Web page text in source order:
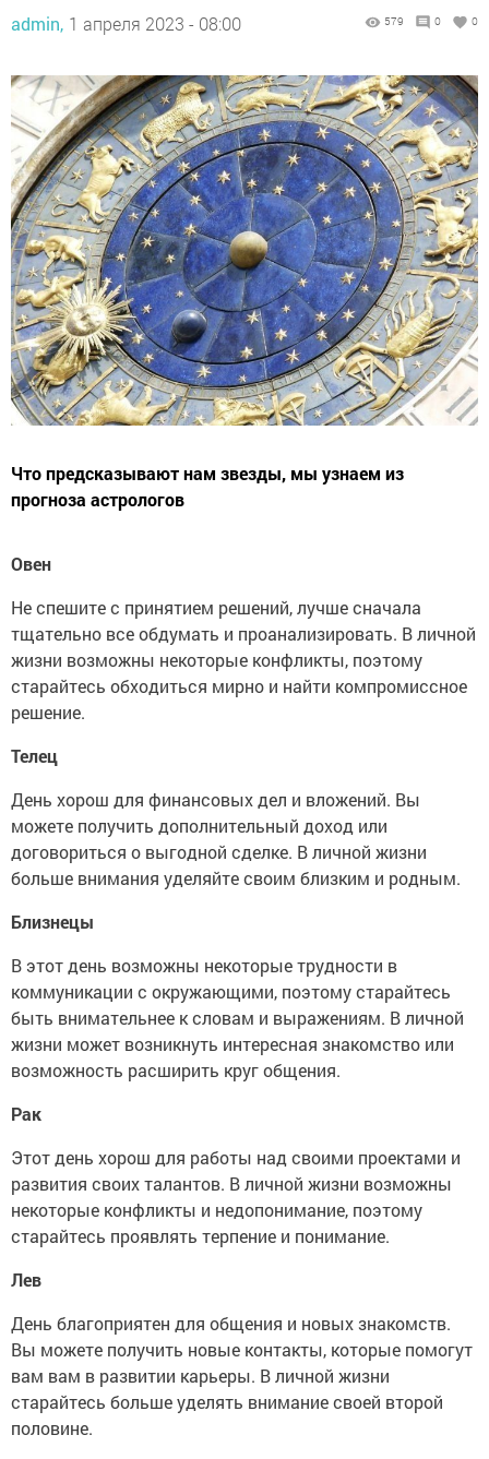
admin, 1 апреля 2023 - 08:00 579 0 0
Что предсказывают нам звезды, мы узнаем из
прогноза астрологов
Овен
Не спешите с принятием решений, лучше сначала
тщательно все обдумать и проанализировать. В личной
жизни возможны некоторые конфликты, поэтому
старайтесь обходиться мирно и найти компромиссное
решение.
Телец
День хорош для финансовых дел и вложений. Вы
можете получить дополнительный доход или
договориться о выгодной сделке. В личной жизни
больше внимания уделяйте своим близким и родным.
Близнецы
В этот день возможны некоторые трудности в
коммуникации с окружающими, поэтому старайтесь
быть внимательнее к словам и выражениям. В личной
жизни может возникнуть интересная знакомство или
возможность расширить круг общения.
Рак
Этот день хорош для работы над своими проектами и
развития своих талантов. В личной жизни возможны
некоторые конфликты и недопонимание, поэтому
старайтесь проявлять терпение и понимание.
Лев
День благоприятен для общения и новых знакомств.
Вы можете получить новые контакты, которые помогут
вам вам в развитии карьеры. В личной жизни
старайтесь больше уделять внимание своей второй
половине.